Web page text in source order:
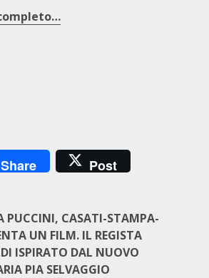
Share Post
PUCCINI, CASATI-STAMPA-
UN FILM. IL REGISTA
ISPIRATO DAL NUOVO
PIA SELVAGGIO